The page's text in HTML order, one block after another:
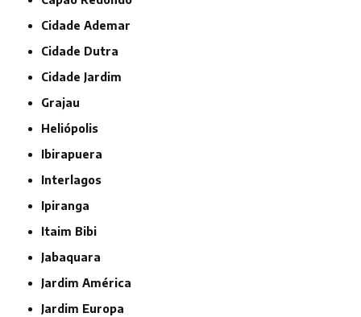
Cidade Ademar
Cidade Dutra
Cidade Jardim
Grajau
Heliópolis
Ibirapuera
Interlagos
Ipiranga
Itaim Bibi
Jabaquara
Jardim América
Jardim Europa